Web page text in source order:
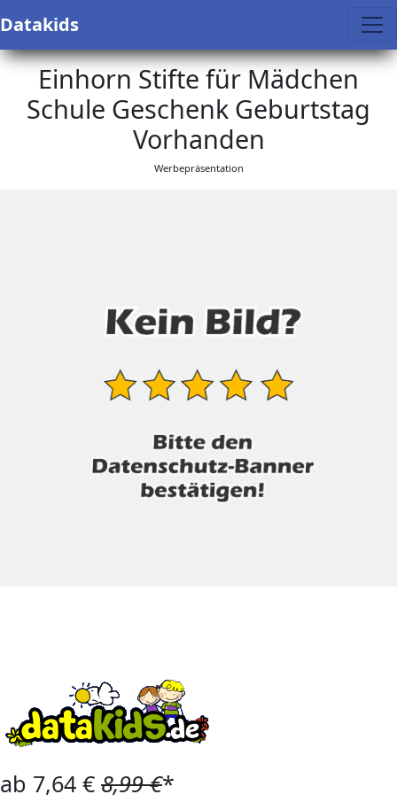
Datakids
Einhorn Stifte für Mädchen
Schule Geschenk Geburtstag
Vorhanden
Werbepräsentation
ab 7,64 € 8,99 €*